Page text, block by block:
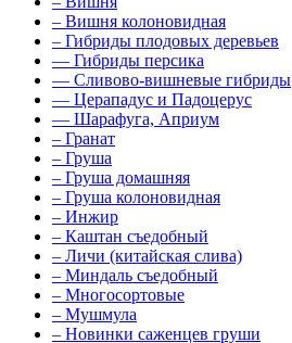
– Вишня колоновидная
– Гибриды плодовых деревьев
–– Гибриды персика
–– Сливово-вишневые гибриды
–– Церападус и Падоцерус
–– Шарафуга, Априум
– Гранат
– Груша
– Груша домашняя
– Груша колоновидная
– Инжир
– Каштан съедобный
– Личи (китайская слива)
– Миндаль съедобный
– Многосортовые
– Мушмула
– Новинки саженцев груши